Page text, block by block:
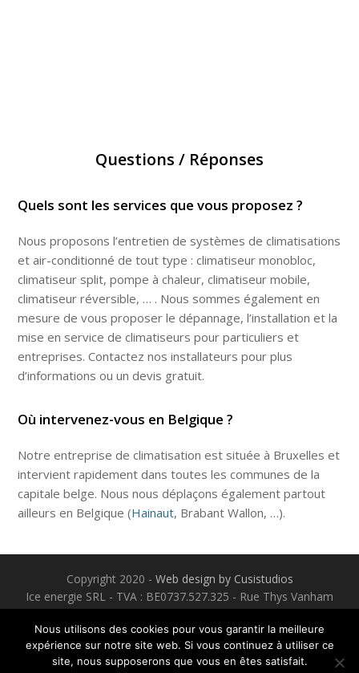
Questions / Réponses
Quels sont les services que vous proposez ?
Nous proposons l’entretien de systèmes de climatisations
et air-conditionné de tout type : climatiseur monobloc,
climatiseur split, pompe à chaleur, climatiseur mobile,
climatiseur réversible, … . Nous sommes également en
mesure de vous proposer le dépannage, l’installation et la
mise en service de climatiseurs pour particuliers et
entreprises. Contactez nos installateurs pour plus
d’informations ou un devis gratuit.
Où intervenez-vous en Belgique ?
Notre entreprise de climatisation est située à Bruxelles et
intervient rapidement dans toutes les communes de la
capitale belge. Nous nous déplaçons également partout
ailleurs en Belgique (Hainaut, Brabant Wallon, …).
Copyright 2020 - Web design by Cusistudios
Ice energie SRL - TVA : BE0737.527.325 - Rue Thys Vanham
38, 1000 Bruxelles / Dokter roosensstraat 26, 1760 Roosdaal
- Tel : 0473/241 351
Nous utilisons des cookies pour vous garantir la meilleure
expérience sur notre site web. Si vous continuez à utiliser ce
site, nous supposerons que vous en êtes satisfait.